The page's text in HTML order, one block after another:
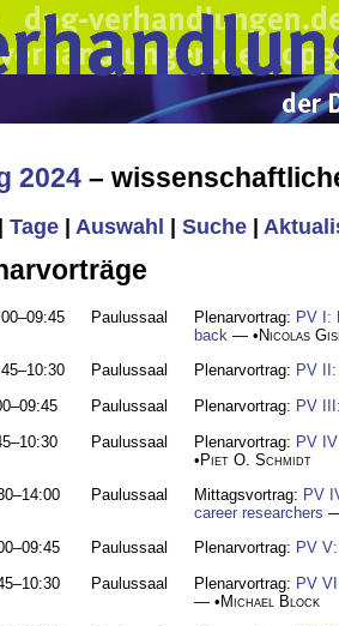
2024 –
Tage Auswahl Suche
Paulussaal Plenarvortrag: PV I:
back — • Nicolas
Paulussaal Plenarvortrag: PV
Paulussaal Plenarvortrag: PV
Paulussaal Plenarvortrag: PV
• Piet O. Schmidt
Paulussaal Mittagsvortrag: PV
career researchers
Paulussaal Plenarvortrag: PV
Paulussaal Plenarvortrag: PV
— • Michael Block